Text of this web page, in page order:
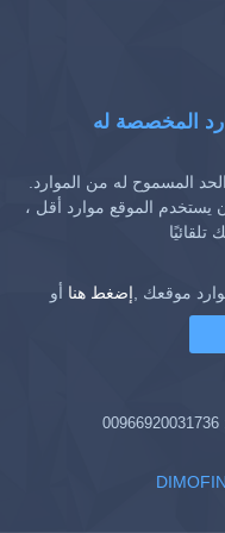
المخصصة له
المسموح له من الموارد.
يستخدم الموقع موارد أقل ،
تلقائيًا
موقعك ,إضغط هنا أو
00966920031736